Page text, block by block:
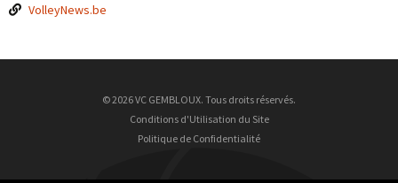
VolleyNews.be
© 2026 VC GEMBLOUX. Tous droits réservés.
Conditions d'Utilisation du Site
Politique de Confidentialité